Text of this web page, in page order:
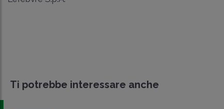
Ti potrebbe interessare anche